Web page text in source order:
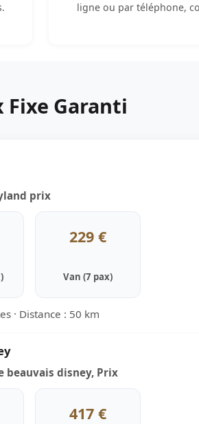
ligne ou par téléphone,
Fixe Garanti
prix
229 €
Van (7 pax)
· Distance : 50 km
beauvais disney, Prix
417 €